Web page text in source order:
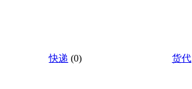
快递 (0) 货代